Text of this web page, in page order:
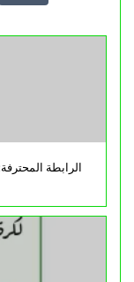
الرابطة